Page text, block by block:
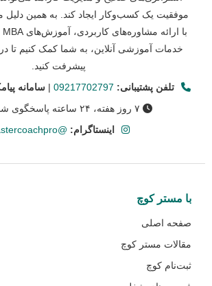
موفقیت یک کسب‌وکار ایجاد کند. به همین دلیل ما
خدمات آموزشی آنلاین، به شما کمک کنیم تا
پیشرفت کنید.
تلفن پشتیبانی: 09217702797
|سامانه
اینستاگرام: @mastercoachpro
با مستر کوچ
صفحه اصلی
مقالات مستر کوچ
ثبت‌نام کوچ